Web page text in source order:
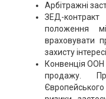
Арбітражні
ЗЕД-
положення
враховувати
захисту
Конвенція ООН
продажу.